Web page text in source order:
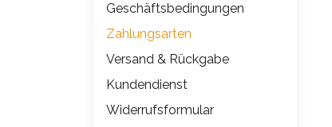
Geschäftsbedingungen
Zahlungsarten
Versand & Rückgabe
Kundendienst
Widerrufsformular